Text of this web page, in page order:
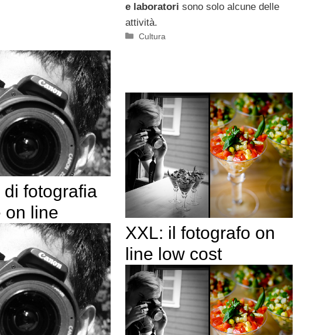
e laboratori sono solo alcune delle
attività.
Categorie
Cultura
fotografia
on line
XXL: il fotografo on
line low cost